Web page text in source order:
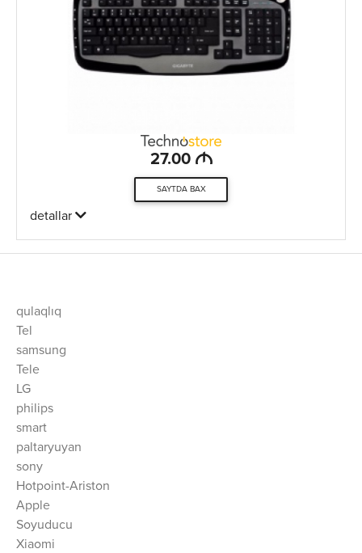
27.00 M
SAYTDA BAX
detallar
qulaqlıq
Tel
samsung
Tele
LG
philips
smart
paltaryuyan
sony
Hotpoint-Ariston
Apple
Soyuducu
Xiaomi